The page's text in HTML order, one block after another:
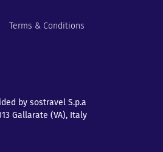
Terms & Conditions
by sostravel S.p.a
Gallarate (VA), Italy